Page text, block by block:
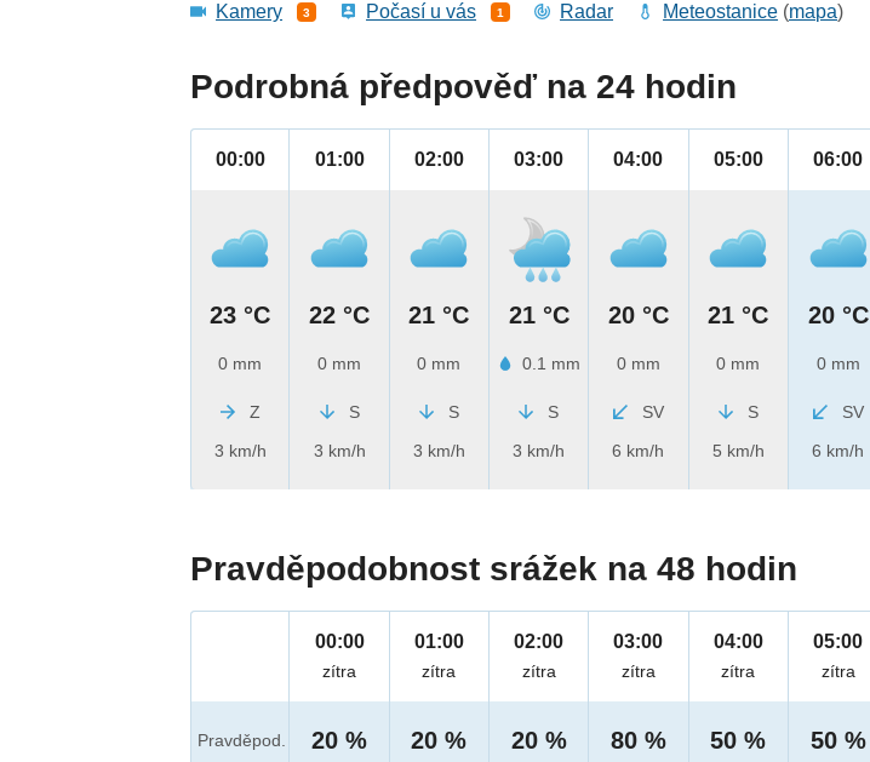
Kamery 3 Počasí u vás 1 Radar Meteostanice (mapa)
Podrobná předpověď na 24 hodin
00:00
23 °C
0 mm
Z
3 km/h
01:00
22 °C
0 mm
S
3 km/h
02:00
21 °C
0 mm
S
3 km/h
03:00
21 °C
0.1 mm
S
3 km/h
04:00
20 °C
0 mm
SV
6 km/h
05:00
21 °C
0 mm
S
5 km/h
06:00
20 °C
0 mm
SV
6 km/h
Pravděpodobnost srážek na 48 hodin
Pravděpod.
00:00
zítra
20 %
01:00
zítra
20 %
02:00
zítra
20 %
03:00
zítra
80 %
04:00
zítra
50 %
05:00
zítra
50 %